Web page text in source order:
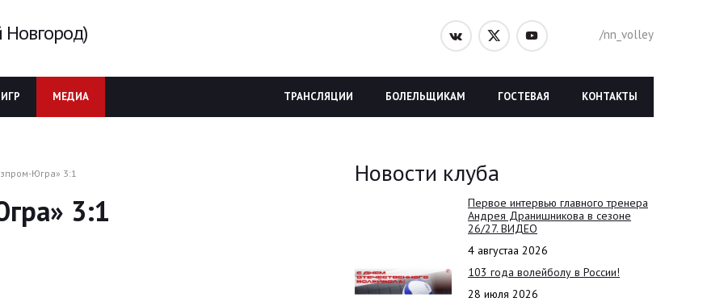
/nn_volley
МЕДИА КОНТАКТЫ
ГОСТЕВАЯ
БОЛЕЛЬЩИКАМ
ТРАНСЛЯЦИИ
Югра» 3:1
3:1
Новости клуба
Первое интервью главного тренера
Андрея Дранишникова в сезоне
26/27. ВИДЕО
4 августаа 2026
103 года волейболу в России!
28 июля 2026